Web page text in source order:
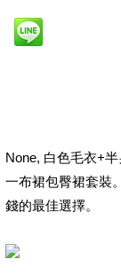
None, 白色毛衣+
一布裙包臀裙套裝
錢的最佳選擇。